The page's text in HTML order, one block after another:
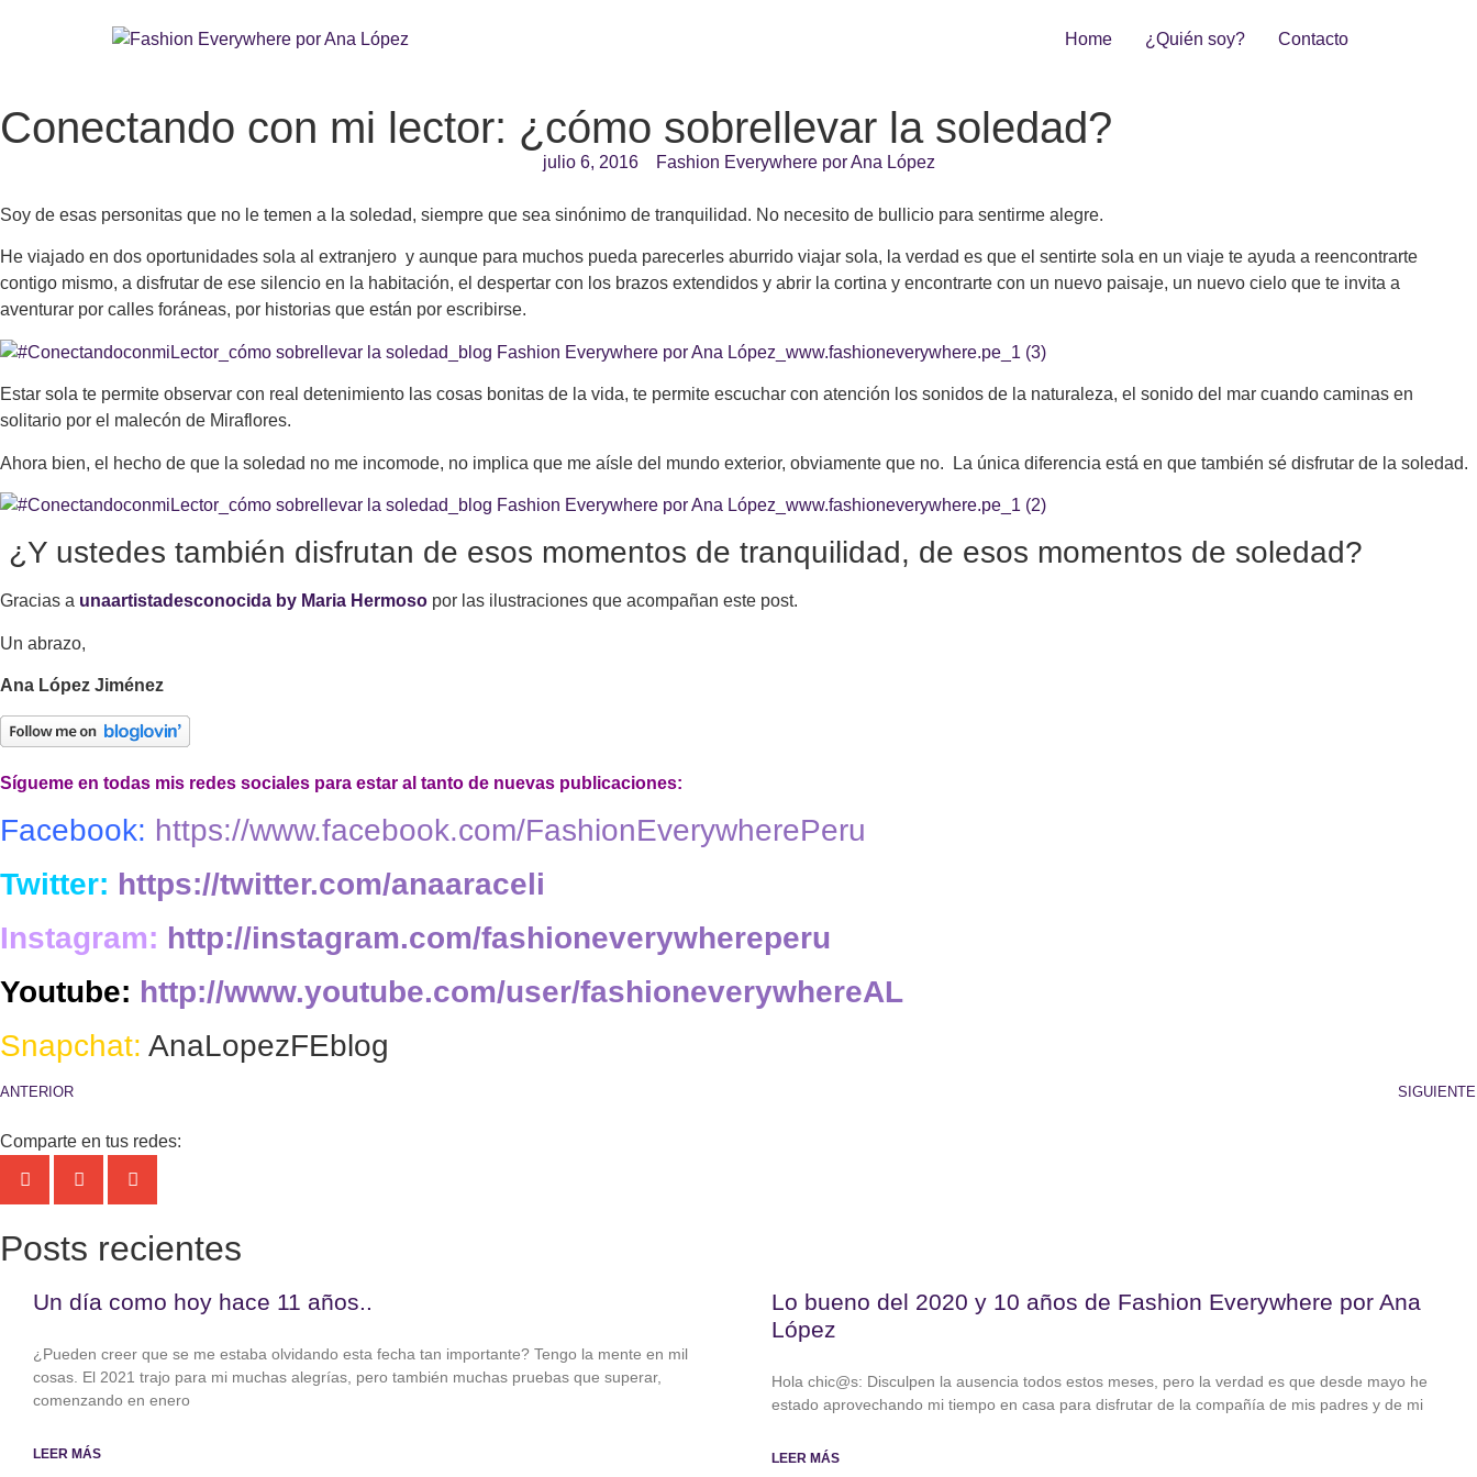
Home ¿Quién soy? Contacto
Conectando con mi lector: ¿cómo sobrellevar la soledad?
julio 6, 2016 Fashion Everywhere por Ana López
Soy de esas personitas que no le temen a la soledad, siempre que sea sinónimo de tranquilidad. No necesito de bullicio para sentirme alegre.
He viajado en dos oportunidades sola al extranjero y aunque para muchos pueda parecerles aburrido viajar sola, la verdad es que el sentirte sola en un viaje te ayuda a reencontrarte
contigo mismo, a disfrutar de ese silencio en la habitación, el despertar con los brazos extendidos y abrir la cortina y encontrarte con un nuevo paisaje, un nuevo cielo que te invita a
aventurar por calles foráneas, por historias que están por escribirse.
Estar sola te permite observar con real detenimiento las cosas bonitas de la vida, te permite escuchar con atención los sonidos de la naturaleza, el sonido del mar cuando caminas en
solitario por el malecón de Miraflores.
Ahora bien, el hecho de que la soledad no me incomode, no implica que me aísle del mundo exterior, obviamente que no. La única diferencia está en que también sé disfrutar de la soledad.
¿Y ustedes también disfrutan de esos momentos de tranquilidad, de esos momentos de soledad?
Gracias a unaartistadesconocida by Maria Hermoso por las ilustraciones que acompañan este post.
Un abrazo,
Ana López Jiménez
Sígueme en todas mis redes sociales para estar al tanto de nuevas publicaciones:
Facebook: https://www.facebook.com/FashionEverywherePeru
Twitter: https://twitter.com/anaaraceli
Instagram: http://instagram.com/fashioneverywhereperu
Youtube: http://www.youtube.com/user/fashioneverywhereAL
Snapchat: AnaLopezFEblog
ANTERIOR SIGUIENTE
Comparte en tus redes:
Posts recientes
Un día como hoy hace 11 años..
¿Pueden creer que se me estaba olvidando esta fecha tan importante? Tengo la mente en mil
cosas. El 2021 trajo para mi muchas alegrías, pero también muchas pruebas que superar,
comenzando en enero
LEER MÁS
Lo bueno del 2020 y 10 años de Fashion Everywhere por Ana
López
Hola chic@s: Disculpen la ausencia todos estos meses, pero la verdad es que desde mayo he
estado aprovechando mi tiempo en casa para disfrutar de la compañía de mis padres y de mi
LEER MÁS